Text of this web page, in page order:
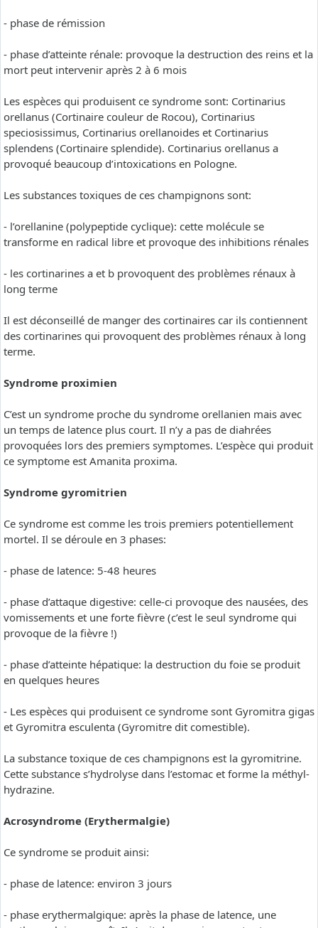
- phase de rémission
- phase d’atteinte rénale: provoque la destruction des reins et la
mort peut intervenir après 2 à 6 mois
Les espèces qui produisent ce syndrome sont: Cortinarius
orellanus (Cortinaire couleur de Rocou), Cortinarius
speciosissimus, Cortinarius orellanoides et Cortinarius
splendens (Cortinaire splendide). Cortinarius orellanus a
provoqué beaucoup d’intoxications en Pologne.
Les substances toxiques de ces champignons sont:
- l’orellanine (polypeptide cyclique): cette molécule se
transforme en radical libre et provoque des inhibitions rénales
- les cortinarines a et b provoquent des problèmes rénaux à
long terme
Il est déconseillé de manger des cortinaires car ils contiennent
des cortinarines qui provoquent des problèmes rénaux à long
terme.
Syndrome proximien
C’est un syndrome proche du syndrome orellanien mais avec
un temps de latence plus court. Il n’y a pas de diahrées
provoquées lors des premiers symptomes. L’espèce qui produit
ce symptome est Amanita proxima.
Syndrome gyromitrien
Ce syndrome est comme les trois premiers potentiellement
mortel. Il se déroule en 3 phases:
- phase de latence: 5-48 heures
- phase d’attaque digestive: celle-ci provoque des nausées, des
vomissements et une forte fièvre (c’est le seul syndrome qui
provoque de la fièvre !)
- phase d’atteinte hépatique: la destruction du foie se produit
en quelques heures
- Les espèces qui produisent ce syndrome sont Gyromitra gigas
et Gyromitra esculenta (Gyromitre dit comestible).
La substance toxique de ces champignons est la gyromitrine.
Cette substance s’hydrolyse dans l’estomac et forme la méthyl-
hydrazine.
Acrosyndrome (Erythermalgie)
Ce syndrome se produit ainsi:
- phase de latence: environ 3 jours
- phase erythermalgique: après la phase de latence, une